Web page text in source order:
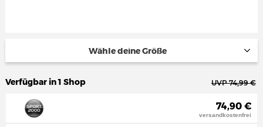
Wähle deine Größe
Verfügbar in 1 Shop UVP 74,99 €
74,90 €
versandkostenfrei